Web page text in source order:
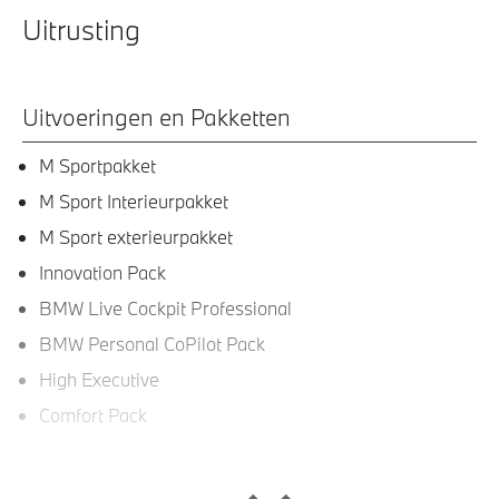
Uitrusting
Uitvoeringen en Pakketten
M Sportpakket
M Sport Interieurpakket
M Sport exterieurpakket
Innovation Pack
BMW Live Cockpit Professional
BMW Personal CoPilot Pack
High Executive
Comfort Pack